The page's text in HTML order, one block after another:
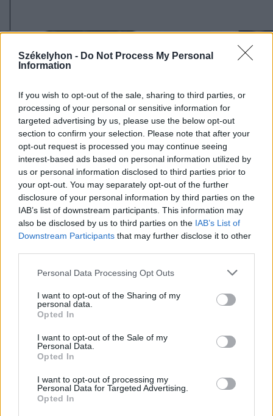
Székelyhon - Do Not Process My Personal
Information
If you wish to opt-out of the sale, sharing to third parties, or
processing of your personal or sensitive information for
targeted advertising by us, please use the below opt-out
section to confirm your selection. Please note that after your
opt-out request is processed you may continue seeing
interest-based ads based on personal information utilized by
us or personal information disclosed to third parties prior to
your opt-out. You may separately opt-out of the further
disclosure of your personal information by third parties on the
IAB’s list of downstream participants. This information may
also be disclosed by us to third parties on the IAB’s List of
Downstream Participants that may further disclose it to other
Personal Data Processing Opt Outs
I want to opt-out of the Sharing of my
personal data.
Opted In
I want to opt-out of the Sale of my
Personal Data.
Opted In
I want to opt-out of processing my
Personal Data for Targeted Advertising.
Opted In
2026. augusztus 09., vasárnap
Aratókalákával idézték fel a múltat
Csíkszentkirályon